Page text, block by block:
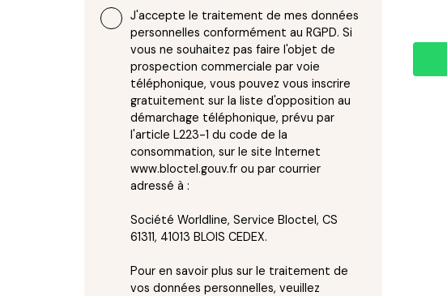
J'accepte le traitement de mes données
personnelles conformément au RGPD. Si
vous ne souhaitez pas faire l'objet de
prospection commerciale par voie
téléphonique, vous pouvez vous inscrire
gratuitement sur la liste d'opposition au
démarchage téléphonique, prévu par
l'article L223-1 du code de la
consommation, sur le site Internet
www.bloctel.gouv.fr ou par courrier
adressé à :
Société Worldline, Service Bloctel, CS
61311, 41013 BLOIS CEDEX.
Pour en savoir plus sur le traitement de
vos données personnelles, veuillez